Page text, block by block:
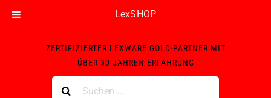
LexSHOP
ZERTIFIZIERTER LEXWARE GOLD-PARTNER MIT
ÜBER 30 JAHREN ERFAHRUNG